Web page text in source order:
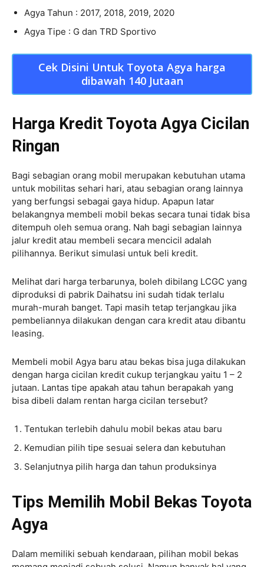
Agya Tahun : 2017, 2018, 2019, 2020
Agya Tipe : G dan TRD Sportivo
Cek Disini Untuk Toyota Agya harga
dibawah 140 Jutaan
Harga Kredit Toyota Agya Cicilan
Ringan
Bagi sebagian orang mobil merupakan kebutuhan utama
untuk mobilitas sehari hari, atau sebagian orang lainnya
yang berfungsi sebagai gaya hidup. Apapun latar
belakangnya membeli mobil bekas secara tunai tidak bisa
ditempuh oleh semua orang. Nah bagi sebagian lainnya
jalur kredit atau membeli secara mencicil adalah
pilihannya. Berikut simulasi untuk beli kredit.
Melihat dari harga terbarunya, boleh dibilang LCGC yang
diproduksi di pabrik Daihatsu ini sudah tidak terlalu
murah-murah banget. Tapi masih tetap terjangkau jika
pembeliannya dilakukan dengan cara kredit atau dibantu
leasing.
Membeli mobil Agya baru atau bekas bisa juga dilakukan
dengan harga cicilan kredit cukup terjangkau yaitu 1 – 2
jutaan. Lantas tipe apakah atau tahun berapakah yang
bisa dibeli dalam rentan harga cicilan tersebut?
Tentukan terlebih dahulu mobil bekas atau baru
Kemudian pilih tipe sesuai selera dan kebutuhan
Selanjutnya pilih harga dan tahun produksinya
Tips Memilih Mobil Bekas Toyota
Agya
Dalam memiliki sebuah kendaraan, pilihan mobil bekas